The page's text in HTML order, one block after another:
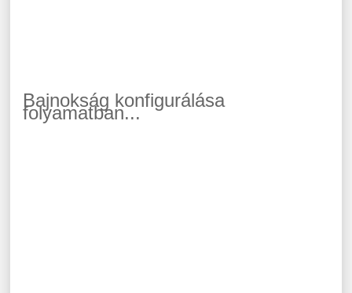
Bajnokság konfigurálása
folyamatban...